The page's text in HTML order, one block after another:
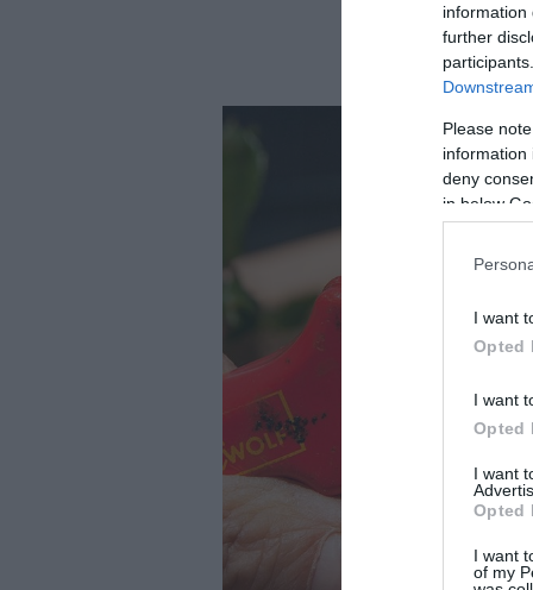
information
further
Please
information
deny
in below
I want
Opted
I want
Opted
I want
Opted
I want
of my